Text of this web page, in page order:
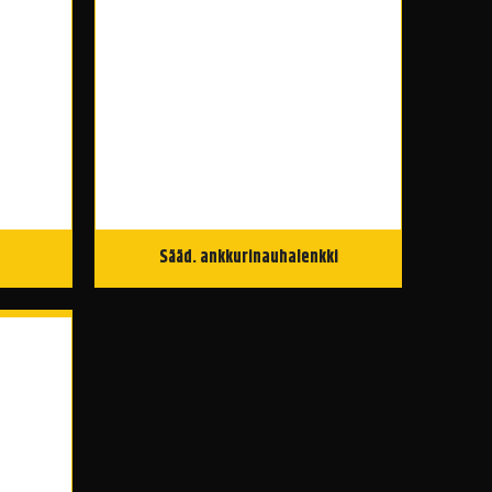
Sääd. ankkurinauhalenkki